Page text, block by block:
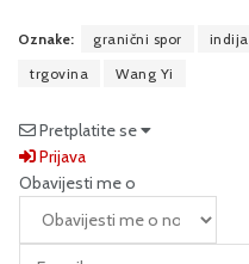
Oznake: granični spor indija
trgovina
Wang Yi
Pretplatite se
Prijava
Obavijesti me o